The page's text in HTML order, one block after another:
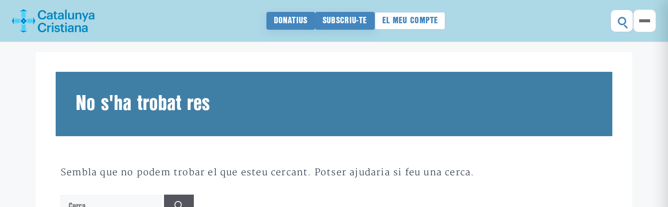
DONATIUS SUBSCRIU-TE EL MEU COMPTE
No s'ha trobat res
Sembla que no podem trobar el que esteu cercant. Potser ajudaria si feu una cerca.
Cerca: